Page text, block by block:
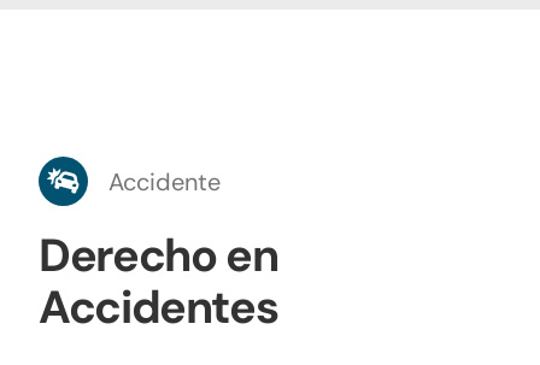
Accidente
Derecho en
Accidentes